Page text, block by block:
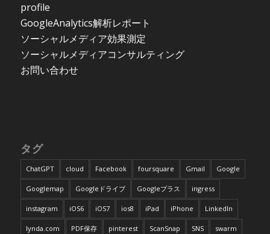
profile
GoogleAnalytics解析レポート
ソーシャルメディア効果測定
ソーシャルメディアコンサルティング
お問い合わせ
タグ
ChatGPT cloud Facebook foursquare Gmail Google
Googlemap Googleドライブ Googleプラス ingress
instagram iOS6 iOS7 ios8 iPad iPhone LinkedIn
lynda.com PDF保存 pinterest ScanSnap SNS swarm